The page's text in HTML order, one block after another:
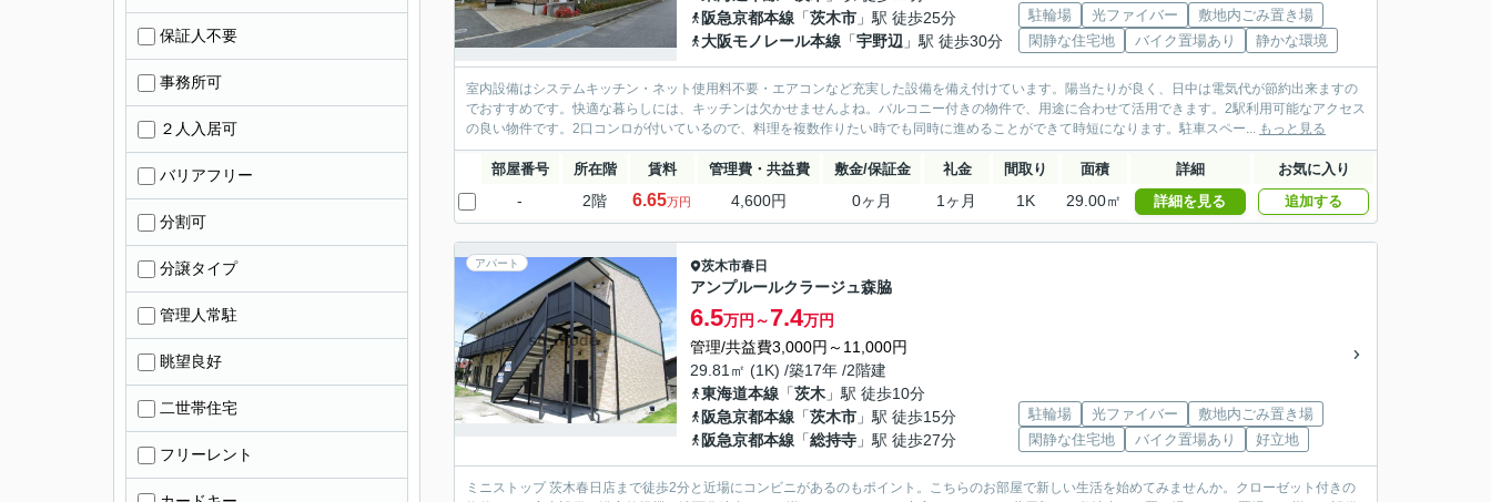
阪急京都本線 「茨木市 」駅 徒歩25分
大阪モノレール本線 「宇野辺 」駅 徒歩30分
駐輪場 光ファイバー
敷地内ごみ置き場
閑静な住宅地
バイク置場あり 静かな環境
室内設備はシステムキッチン・ネット使用料不要・エアコンなど充実した設備を備え付けています。陽当たりが良く、日中は電気代が節約出来ますの
でおすすめです。快適な暮らしには、キッチンは欠かせませんよね。バルコニー付きの物件で、用途に合わせて活用できます。2駅利用可能なアクセス
の良い物件です。2口コンロが付いているので、料理を複数作りたい時でも同時に進めることができて時短になります。駐車スペー... もっと見る
部屋番号 所在階 賃料 管理費・共益費 敷金/保証金 礼金 間取り 面積 詳細 お気に入り
- 2階 6.65万円 4,600円 0ヶ月 1ヶ月 1K 29.00㎡ 詳細を見る 追加する
アパート 茨木市春日
アンプルールクラージュ森脇
6.5万円～7.4万円
管理/共益費3,000円～11,000円
29.81㎡ (1K) /築17年 /2階建
東海道本線 「茨木 」駅 徒歩10分
阪急京都本線 「茨木市 」駅 徒歩15分
阪急京都本線 「総持寺 」駅 徒歩27分
駐輪場 光ファイバー
敷地内ごみ置き場
閑静な住宅地
バイク置場あり 好立地
ミニストップ 茨木春日店まで徒歩2分と近場にコンビニがあるのもポイント。こちらのお部屋で新しい生活を始めてみませんか。クローゼット付きの
保証人不要
事務所可
２人入居可
バリアフリー
分割可
分譲タイプ
管理人常駐
眺望良好
二世帯住宅
フリーレント